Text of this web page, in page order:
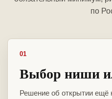
по
01
Выбор ниши
Решение об открытии ещё